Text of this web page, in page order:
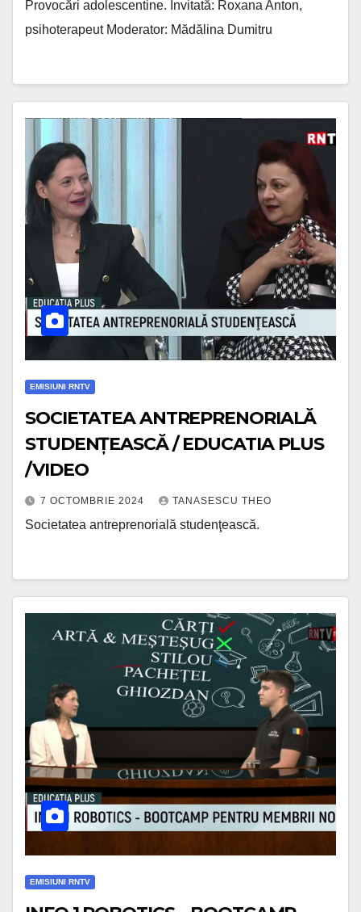
Provocări adolescentine. Invitată: Roxana Anton,
psihoterapeut Moderator: Mădălina Dumitru
EMISIUNI RNTV
SOCIETATEA ANTREPRENORIALĂ
STUDENȚEASCĂ / EDUCATIA PLUS
/VIDEO
7 OCTOMBRIE 2024 TANASESCU THEO
Societatea antreprenorială studenţească.
EMISIUNI RNTV